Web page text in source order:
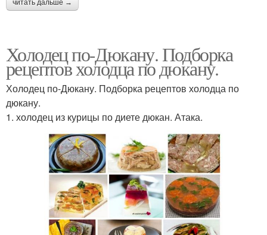
читать дальше →
Холодец по-Дюкану. Подборка
рецептов холодца по дюкану.
Холодец по-Дюкану. Подборка рецептов холодца по
дюкану.
1. холодец из курицы по диете дюкан. Атака.